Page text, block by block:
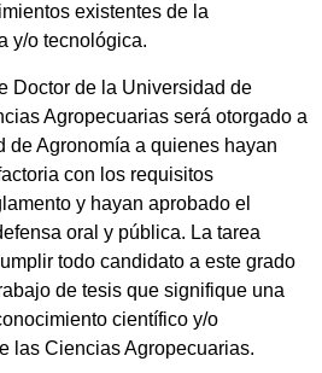
existentes de la
y/o tecnológica.
Doctor de la Universidad de
Agropecuarias será otorgado a
de Agronomía a quienes hayan
con los requisitos
y hayan aprobado el
oral y pública. La tarea
todo candidato a este grado
de tesis que signifique una
científico y/o
las Ciencias Agropecuarias.